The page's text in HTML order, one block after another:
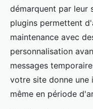
démarquent par leur
plugins permettent
maintenance avec
personnalisation
messages
votre site donne une
même en période